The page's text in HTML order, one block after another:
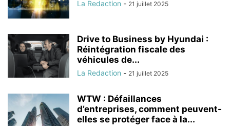
La Redaction - 21 juillet 2025
Drive to Business by Hyundai :
Réintégration fiscale des
véhicules de...
La Redaction - 21 juillet 2025
WTW : Défaillances
d’entreprises, comment peuvent-
elles se protéger face à la...